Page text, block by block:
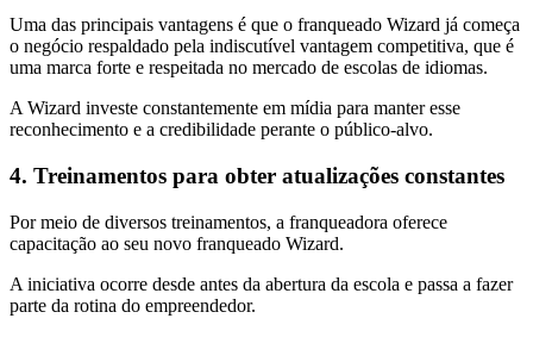
Uma das principais vantagens é que o franqueado Wizard já começa
o negócio respaldado pela indiscutível vantagem competitiva, que é
uma marca forte e respeitada no mercado de escolas de idiomas.
A Wizard investe constantemente em mídia para manter esse
reconhecimento e a credibilidade perante o público-alvo.
4. Treinamentos para obter atualizações constantes
Por meio de diversos treinamentos, a franqueadora oferece
capacitação ao seu novo franqueado Wizard.
A iniciativa ocorre desde antes da abertura da escola e passa a fazer
parte da rotina do empreendedor.